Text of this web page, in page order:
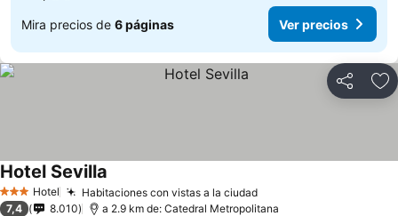
Mira precios de 6 páginas Ver precios
Compartir
3 Estrellas
Hotel Habitaciones con vistas a la ciudad
Hotel Sevilla
7,4 8.010 a 2.9 km de: Catedral Metropolitana